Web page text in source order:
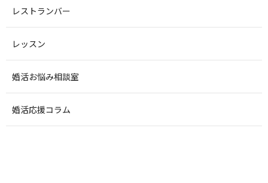
レストランバー
レッスン
婚活お悩み相談室
婚活応援コラム